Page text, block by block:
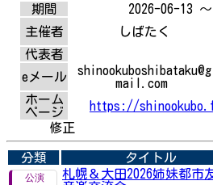
期間
2026-06-13
主催者
しばたく
代表者
eメール
shinookuboshibataku@g
mail.com
ホーム
ページ
https://
修正
分類 タイトル
札幌＆大田2026姉妹都市